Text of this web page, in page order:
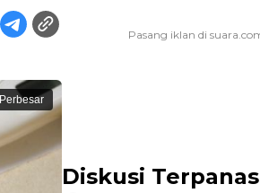
Perbesar
Diskusi Terpanas